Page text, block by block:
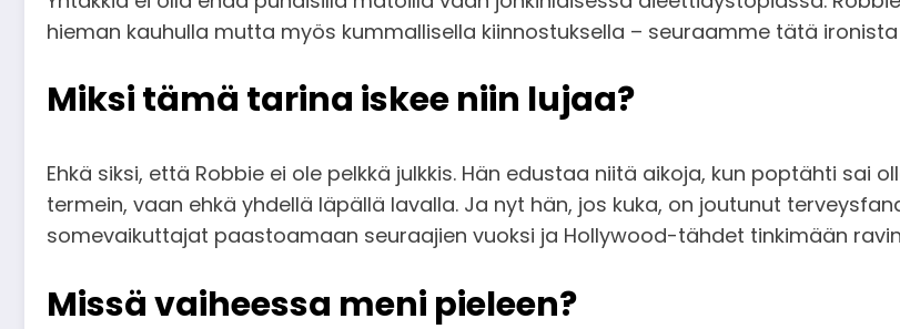
hieman kauhulla mutta myös kummallisella kiinnostuksella – seuraamme tätä
Miksi tämä tarina iskee niin lujaa?
Ehkä siksi, että Robbie ei ole pelkkä julkkis. Hän edustaa niitä aikoja, kun poptähti sai
termein, vaan ehkä yhdellä läpällä lavalla. Ja nyt hän, jos kuka, on joutunut
somevaikuttajat paastoamaan seuraajien vuoksi ja Hollywood-tähdet tinkimään
Missä vaiheessa meni pieleen?